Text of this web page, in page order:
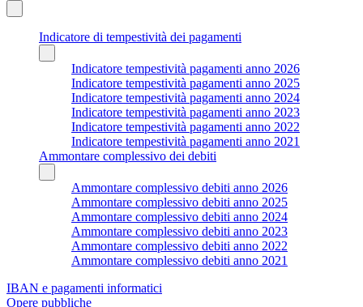
Indicatore di tempestività dei pagamenti
Indicatore tempestività pagamenti anno 2026
Indicatore tempestività pagamenti anno 2025
Indicatore tempestività pagamenti anno 2024
Indicatore tempestività pagamenti anno 2023
Indicatore tempestività pagamenti anno 2022
Indicatore tempestività pagamenti anno 2021
Ammontare complessivo dei debiti
Ammontare complessivo debiti anno 2026
Ammontare complessivo debiti anno 2025
Ammontare complessivo debiti anno 2024
Ammontare complessivo debiti anno 2023
Ammontare complessivo debiti anno 2022
Ammontare complessivo debiti anno 2021
IBAN e pagamenti informatici
Opere pubbliche